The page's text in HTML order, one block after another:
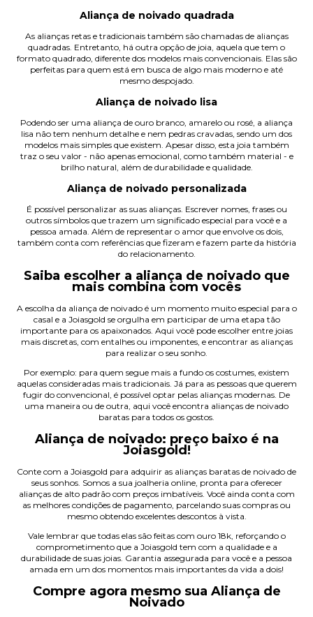
Aliança de noivado quadrada
As alianças retas e tradicionais também são chamadas de alianças
quadradas. Entretanto, há outra opção de joia, aquela que tem o
formato quadrado, diferente dos modelos mais convencionais. Elas são
perfeitas para quem está em busca de algo mais moderno e até
mesmo despojado.
Aliança de noivado lisa
Podendo ser uma aliança de ouro branco , amarelo ou rosé, a aliança
lisa não tem nenhum detalhe e nem pedras cravadas, sendo um dos
modelos mais simples que existem. Apesar disso, esta joia também
traz o seu valor - não apenas emocional, como também material - e
brilho natural, além de durabilidade e qualidade.
Aliança de noivado personalizada
É possível personalizar as suas alianças. Escrever nomes, frases ou
outros símbolos que trazem um significado especial para você e a
pessoa amada. Além de representar o amor que envolve os dois,
também conta com referências que fizeram e fazem parte da história
do relacionamento.
Saiba escolher a aliança de noivado que
mais combina com vocês
A escolha da aliança de noivado é um momento muito especial para o
casal e a Joiasgold se orgulha em participar de uma etapa tão
importante para os apaixonados. Aqui você pode escolher entre joias
mais discretas, com entalhes ou imponentes, e encontrar as alianças
para realizar o seu sonho.
Por exemplo: para quem segue mais a fundo os costumes, existem
aquelas consideradas mais tradicionais. Já para as pessoas que querem
fugir do convencional, é possível optar pelas alianças modernas . De
uma maneira ou de outra, aqui você encontra alianças de noivado
baratas para todos os gostos.
Aliança de noivado: preço baixo é na
Joiasgold!
Conte com a Joiasgold para adquirir as alianças baratas de noivado de
seus sonhos. Somos a sua joalheria online, pronta para oferecer
alianças de alto padrão com preços imbatíveis. Você ainda conta com
as melhores condições de pagamento, parcelando suas compras ou
mesmo obtendo excelentes descontos à vista.
Vale lembrar que todas elas são feitas com ouro 18k, reforçando o
comprometimento que a Joiasgold tem com a qualidade e a
durabilidade de suas joias. Garantia assegurada para você e a pessoa
amada em um dos momentos mais importantes da vida a dois!
Compre agora mesmo sua Aliança de
Noivado